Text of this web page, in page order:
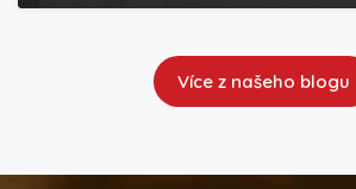
Více z našeho blogu